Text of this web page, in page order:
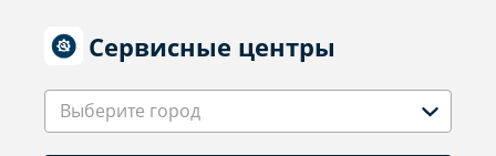
Сервисные центры
Выберите город